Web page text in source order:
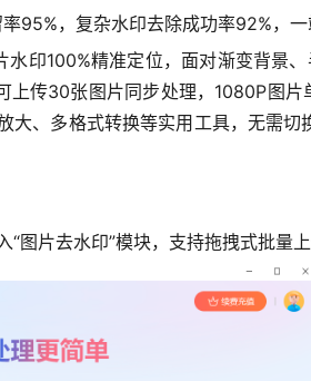
95%，复杂水印去除成功率92%，一
印100%精准定位，面对渐变背景
传30张图片同步处理，1080P图
、多格式转换等实用工具，无需
图片去水印”模块，支持拖拽式批量上